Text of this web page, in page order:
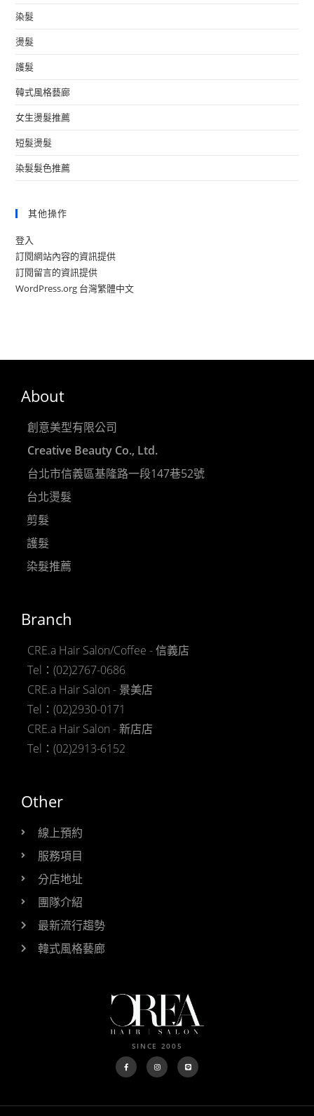
染髮
燙髮
護髮
韓式風格藝廊
女生燙髮推薦
短髮燙髮
染髮髮色推薦
其他操作
登入
訂閱網站內容的資訊提供
訂閱留言的資訊提供
WordPress.org 台灣繁體中文
About
創意美型有限公司
Creative Beauty Co., Ltd.
台北市信義區基隆路一段147巷52號
台北燙髮
剪髮
護髮
染髮推薦
Branch
CRE.a Hair Salon/Coffee - 信義店
Tel：(02)2767-0686
CRE.a Hair Salon - 景美店
Tel：(02)2930-0171
CRE.a Hair Salon - 新店店
Tel：(02)2913-6152
Other
線上預約
服務項目
分店地址
團隊介紹
最新流行趨勢
韓式風格藝廊
SINCE 2005